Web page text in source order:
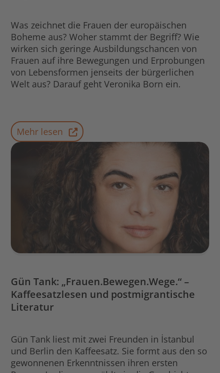
Was zeichnet die Frauen der europäischen
Boheme aus? Woher stammt der Begriff? Wie
wirken sich geringe Ausbildungschancen von
Frauen auf ihre Bewegungen und Erprobungen
von Lebensformen jenseits der bürgerlichen
Welt aus? Darauf geht Veronika Born ein.
Mehr lesen
Gün Tank: „Frauen.Bewegen.Wege.“ –
Kaffeesatzlesen und postmigrantische
Literatur
Gün Tank liest mit zwei Freunden in İstanbul
und Berlin den Kaffeesatz. Sie formt aus den so
gewonnenen Erkenntnissen ihren ersten